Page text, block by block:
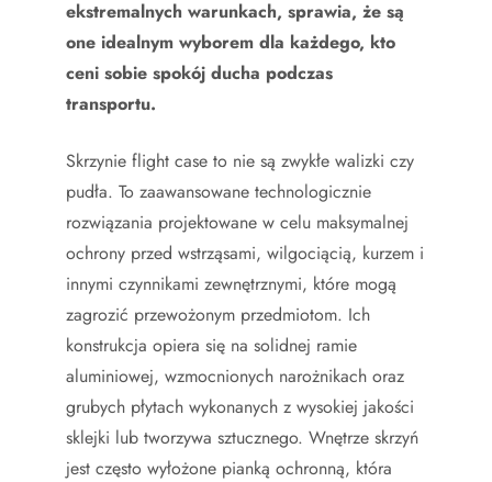
ekstremalnych warunkach, sprawia, że są
one idealnym wyborem dla każdego, kto
ceni sobie spokój ducha podczas
transportu.
Skrzynie flight case to nie są zwykłe walizki czy
pudła. To zaawansowane technologicznie
rozwiązania projektowane w celu maksymalnej
ochrony przed wstrząsami, wilgociącią, kurzem i
innymi czynnikami zewnętrznymi, które mogą
zagrozić przewożonym przedmiotom. Ich
konstrukcja opiera się na solidnej ramie
aluminiowej, wzmocnionych narożnikach oraz
grubych płytach wykonanych z wysokiej jakości
sklejki lub tworzywa sztucznego. Wnętrze skrzyń
jest często wyłożone pianką ochronną, która